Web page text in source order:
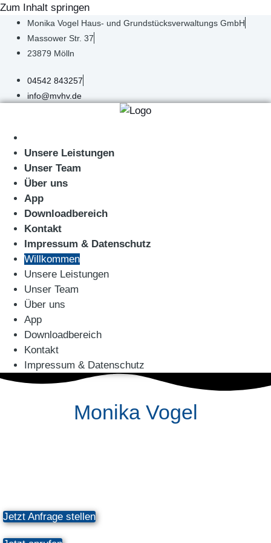
Zum Inhalt springen
Monika Vogel Haus- und Grundstücksverwaltungs GmbH
Massower Str. 37
23879 Mölln
04542 843257
info@mvhv.de
Unsere Leistungen
Unser Team
Über uns
App
Downloadbereich
Kontakt
Impressum & Datenschutz
Willkommen
Unsere Leistungen
Unser Team
Über uns
App
Downloadbereich
Kontakt
Impressum & Datenschutz
Monika Vogel
Jetzt Anfrage stellen